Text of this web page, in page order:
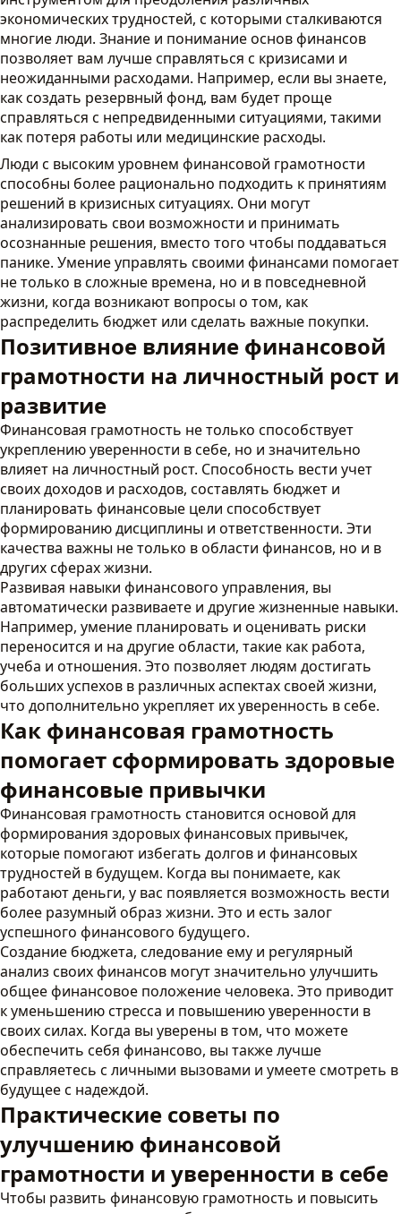
экономических трудностей, с которыми сталкиваются
многие люди. Знание и понимание основ финансов
позволяет вам лучше справляться с кризисами и
неожиданными расходами. Например, если вы знаете,
как создать резервный фонд, вам будет проще
справляться с непредвиденными ситуациями, такими
как потеря работы или медицинские расходы.
Люди с высоким уровнем финансовой грамотности
способны более рационально подходить к принятиям
решений в кризисных ситуациях. Они могут
анализировать свои возможности и принимать
осознанные решения, вместо того чтобы поддаваться
панике. Умение управлять своими финансами помогает
не только в сложные времена, но и в повседневной
жизни, когда возникают вопросы о том, как
распределить бюджет или сделать важные покупки.
Позитивное влияние финансовой
грамотности на личностный рост и
развитие
Финансовая грамотность не только способствует
укреплению уверенности в себе, но и значительно
влияет на личностный рост. Способность вести учет
своих доходов и расходов, составлять бюджет и
планировать финансовые цели способствует
формированию дисциплины и ответственности. Эти
качества важны не только в области финансов, но и в
других сферах жизни.
Развивая навыки финансового управления, вы
автоматически развиваете и другие жизненные навыки.
Например, умение планировать и оценивать риски
переносится и на другие области, такие как работа,
учеба и отношения. Это позволяет людям достигать
больших успехов в различных аспектах своей жизни,
что дополнительно укрепляет их уверенность в себе.
Как финансовая грамотность
помогает сформировать здоровые
финансовые привычки
Финансовая грамотность становится основой для
формирования здоровых финансовых привычек,
которые помогают избегать долгов и финансовых
трудностей в будущем. Когда вы понимаете, как
работают деньги, у вас появляется возможность вести
более разумный образ жизни. Это и есть залог
успешного финансового будущего.
Создание бюджета, следование ему и регулярный
анализ своих финансов могут значительно улучшить
общее финансовое положение человека. Это приводит
к уменьшению стресса и повышению уверенности в
своих силах. Когда вы уверены в том, что можете
обеспечить себя финансово, вы также лучше
справляетесь с личными вызовами и умеете смотреть в
будущее с надеждой.
Практические советы по
улучшению финансовой
грамотности и уверенности в себе
Чтобы развить финансовую грамотность и повысить